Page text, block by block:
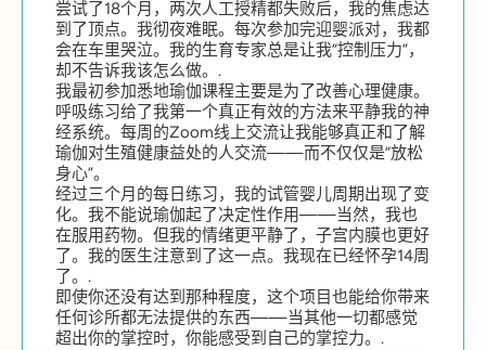
尝试了18个月，两次人工授精都失败后，我的焦虑达
到了顶点。我彻夜难眠。每次参加完迎婴派对，我都
会在车里哭泣。我的生育专家总是让我“控制压力”，
却不告诉我该怎么做。.
我最初参加悉地瑜伽课程主要是为了改善心理健康。
呼吸练习给了我第一个真正有效的方法来平静我的神
经系统。每周的Zoom线上交流让我能够真正和了解
瑜伽对生殖健康益处的人交流——而不仅仅是“放松
身心”。
经过三个月的每日练习，我的试管婴儿周期出现了变
化。我不能说瑜伽起了决定性作用——当然，我也
在服用药物。但我的情绪更平静了，子宫内膜也更好
了。我的医生注意到了这一点。我现在已经怀孕14周
了。.
即使你还没有达到那种程度，这个项目也能给你带来
任何诊所都无法提供的东西——当其他一切都感觉
超出你的掌控时，你能感受到自己的掌控力。.